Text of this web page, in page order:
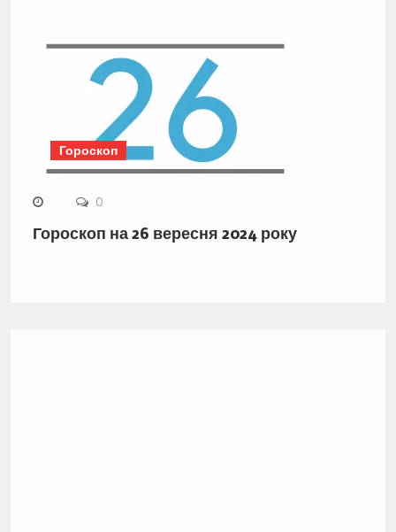
Гороскоп
0
Гороскоп на 26 вересня 2024 року